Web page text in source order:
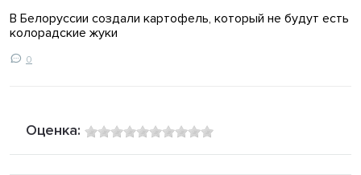
В Белоруссии создали картофель, который не будут есть
колорадские жуки
0
Оценка: